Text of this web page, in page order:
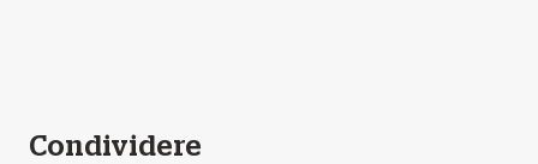
Condividere